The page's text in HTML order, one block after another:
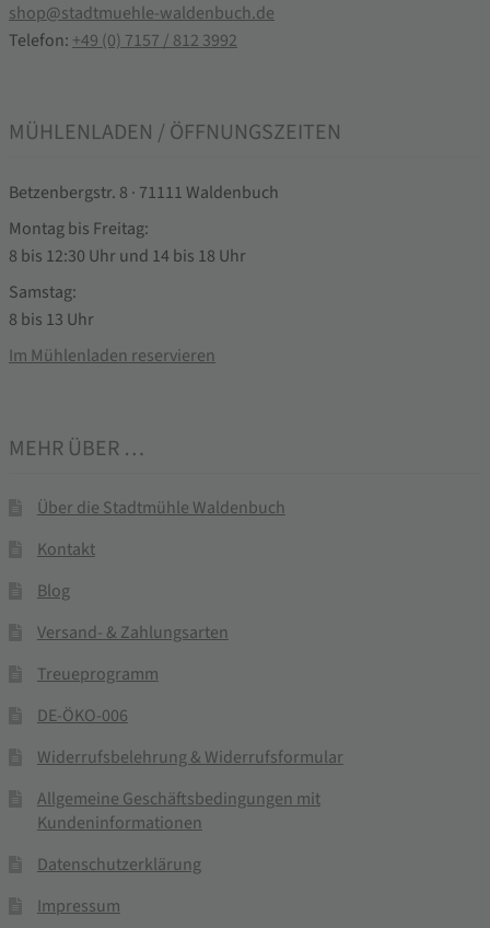
shop@stadtmuehle-waldenbuch.de
Telefon: +49 (0) 7157 / 812 3992
MÜHLENLADEN / ÖFFNUNGSZEITEN
Betzenbergstr. 8 · 71111 Waldenbuch
Montag bis Freitag:
8 bis 12:30 Uhr und 14 bis 18 Uhr
Samstag:
8 bis 13 Uhr
Im Mühlenladen reservieren
MEHR ÜBER …
Über die Stadtmühle Waldenbuch
Kontakt
Blog
Versand- & Zahlungsarten
Treueprogramm
DE-ÖKO-006
Widerrufsbelehrung & Widerrufsformular
Allgemeine Geschäftsbedingungen mit
Kundeninformationen
Datenschutzerklärung
Impressum